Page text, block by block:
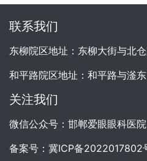
联系我们
东柳院区地址：东柳大街与北
和平路院区地址：和平路与滏
关注我们
微信公众号：邯郸爱眼眼科医院
备案号： 冀ICP备2022017802